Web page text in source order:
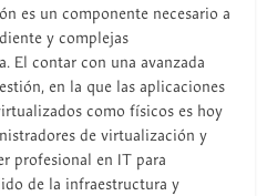
es un componente necesario a
y complejas
El contar con una avanzada
en la que las aplicaciones
como físicos es hoy
de virtualización y
profesional en IT para
de la infraestructura y